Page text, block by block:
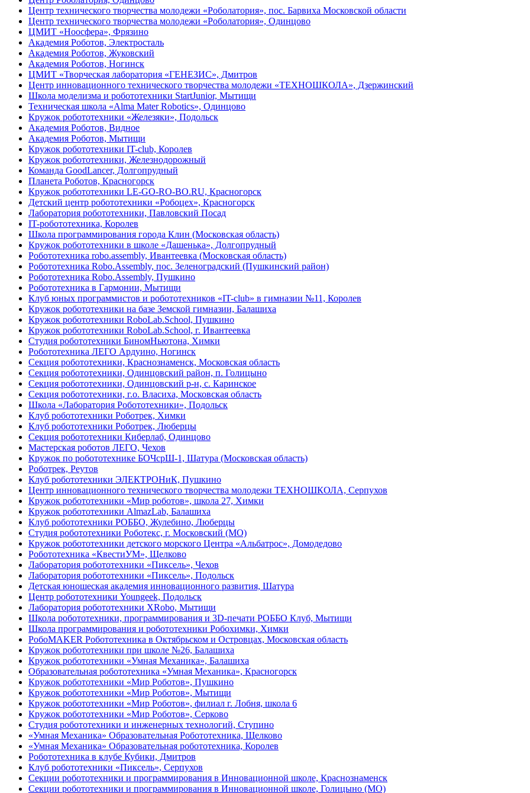
Центр технического творчества молодежи «Роболатория», пос. Барвиха Московской области
Центр технического творчества молодежи «Роболатория», Одинцово
ЦМИТ «Ноосфера», Фрязино
Академия Роботов, Электросталь
Академия Роботов, Жуковский
Академия Роботов, Ногинск
ЦМИТ «Творческая лаборатория «ГЕНЕЗИС», Дмитров
Центр инновационного технического творчества молодежи «ТЕХНОШКОЛА», Дзержинский
Школа моделизма и робототехники StartJunior, Мытищи
Техническая школа «Alma Mater Robotics», Одинцово
Кружок робототехники «Железяки», Подольск
Академия Роботов, Видное
Академия Роботов, Мытищи
Кружок робототехники IT-club, Королев
Кружок робототехники, Железнодорожный
Команда GoodLancer, Долгопрудный
Планета Роботов, Красногорск
Кружок робототехники LE-GO-RO-BO.RU, Красногорск
Детский центр робототехники «Робоцех», Красногорск
Лаборатория робототехники, Павловский Посад
IT-робототехника, Королев
Школа программирования города Клин (Московская область)
Кружок робототехники в школе «Дашенька», Долгопрудный
Робототехника robo.assembly, Ивантеевка (Московская область)
Робототехника Robo.Assembly, пос. Зеленоградский (Пушкинский район)
Робототехника Robo.Assembly, Пушкино
Робототехника в Гармонии, Мытищи
Клуб юных программистов и робототехников «IT-club» в гимназии №11, Королев
Кружок робототехники на базе Земской гимназии, Балашиха
Кружок робототехники RoboLab.School, Пушкино
Кружок робототехники RoboLab.School, г. Ивантеевка
Студия робототехники БиномНьютона, Химки
Робототехника ЛЕГО Ардуино, Ногинск
Секция робототехники, Краснознаменск, Московская область
Секция робототехники, Одинцовский район, п. Голицыно
Секция робототехники, Одинцовский р-н, с. Каринское
Секция робототехники, г.о. Власиха, Московская область
Школа «Лаборатория Робототехники», Подольск
Клуб робототехники Роботрек, Химки
Клуб робототехники Роботрек, Люберцы
Секция робототехники Киберлаб, Одинцово
Мастерская роботов ЛЕГО, Чехов
Кружок по робототехнике БОЧсрШ-1, Шатура (Московская область)
Роботрек, Реутов
Клуб робототехники ЭЛЕКТРОНиК, Пушкино
Центр инновационного технического творчества молодежи ТЕХНОШКОЛА, Серпухов
Кружок робототехники «Мир роботов», школа 27, Химки
Кружок робототехники AlmazLab, Балашиха
Клуб робототехники РОББО, Жулебино, Люберцы
Студия робототехники Роботекс, г. Московский (МО)
Кружок робототехники детского морского Центра «Альбатрос», Домодедово
Робототехника «КвестиУМ», Щелково
Лаборатория робототехники «Пиксель», Чехов
Лаборатория робототехники «Пиксель», Подольск
Детская юношеская академия инновационного развития, Шатура
Центр робототехники Youngeek, Подольск
Лаборатория робототехники XRobo, Мытищи
Школа робототехники, программирования и 3D-печати РОББО Клуб, Мытищи
Школа программирования и робототехники Робохимки, Химки
РобоMAKER Робототехника в Октябрьском и Островцах, Московская область
Кружок робототехники при школе №26, Балашиха
Кружок робототехники «Умная Механика», Балашиха
Образовательная робототехника «Умная Механика», Красногорск
Кружок робототехники «Мир Роботов», Пушкино
Кружок робототехники «Мир Роботов», Мытищи
Кружок робототехники «Мир Роботов», филиал г. Лобня, школа 6
Кружок робототехники «Мир Роботов», Серково
Студия робототехники и инженерных технологий, Ступино
«Умная Механика» Образовательная Робототехника, Щелково
«Умная Механика» Образовательная робототехника, Королев
Робототехника в клубе Кубики, Дмитров
Клуб робототехники «Пиксель», Серпухов
Секции робототехники и программирования в Инновационной школе, Краснознаменск
Секции робототехники и программирования в Инновационной школе, Голицыно (МО)